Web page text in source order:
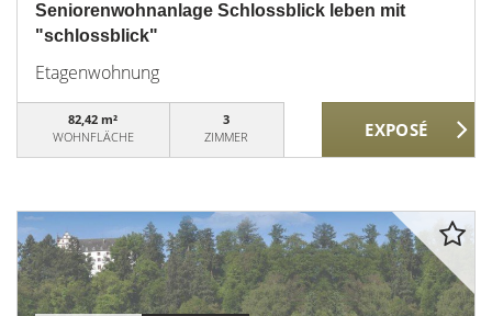
Seniorenwohnanlage Schlossblick leben mit
"schlossblick"
Etagenwohnung
82,42 m²
WOHNFLÄCHE
3
ZIMMER